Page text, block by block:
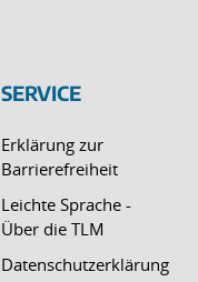
SERVICE
Erklärung zur
Barrierefreiheit
Leichte Sprache -
Über die TLM
Datenschutzerklärung